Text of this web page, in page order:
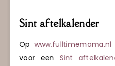
Sint aftelkalender
Op www.fulltimemama.nl
voor eenSint